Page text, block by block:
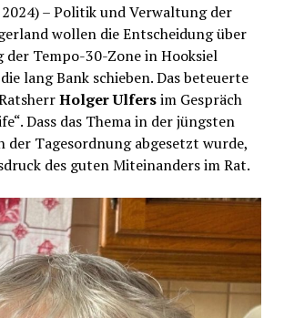
2024) – Politik und Verwaltung der
wollen die Entscheidung über
der Tempo-30-Zone in Hooksiel
lang Bank schieben. Das beteuerte
Holger Ulfersim Gespräch
Dass das Thema in der jüngsten
der Tagesordnung abgesetzt wurde,
des guten Miteinanders im Rat.